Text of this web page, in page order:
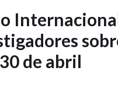
de abril